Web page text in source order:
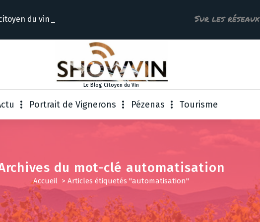
Sur les réseaux
Le Blog Citoyen du Vin
Portrait de Vignerons Pézenas Tourisme
du mot-clé automatisation
Accueil > Articles étiquetés "automatisation"